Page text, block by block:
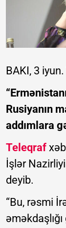
BAKI, 3 iyun.
Rusiyanın
addımlara
Teleqraf
İşlər
deyib.
“Bu, rəsmi